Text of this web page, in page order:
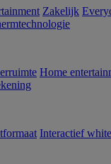
Zakelijk
Home
Interactief